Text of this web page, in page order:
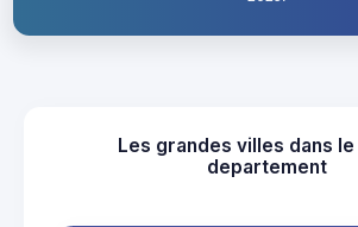
Les grandes villes dans
departement